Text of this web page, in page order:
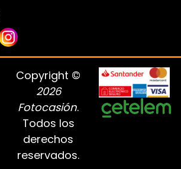
Copyright ©
2026
Fotocasión.
Todos los
derechos
reservados.